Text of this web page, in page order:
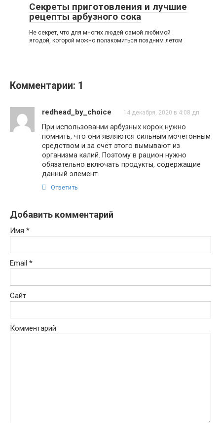
Секреты приготовления и лучшие
рецепты арбузного сока
Не секрет, что для многих людей самой любимой
ягодой, которой можно полакомиться поздним летом
Комментарии: 1
redhead_by_choice 14 декабря, 2020 в 4:08 дп
При использовании арбузных корок нужно
помнить, что они являются сильным мочегонным
средством и за счёт этого вымывают из
организма калий. Поэтому в рацион нужно
обязательно включать продукты, содержащие
данный элемент.
Ответить
Добавить комментарий
Имя *
Email *
Сайт
Комментарий